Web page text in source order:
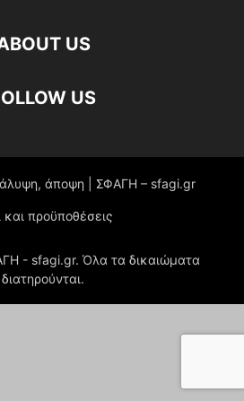
US
US
άποψη | ΣΦΑΓΗ – sfagi.gr
και προϋποθέσεις
- sfagi.gr. Όλα τα δικαιώματα
διατηρούνται.